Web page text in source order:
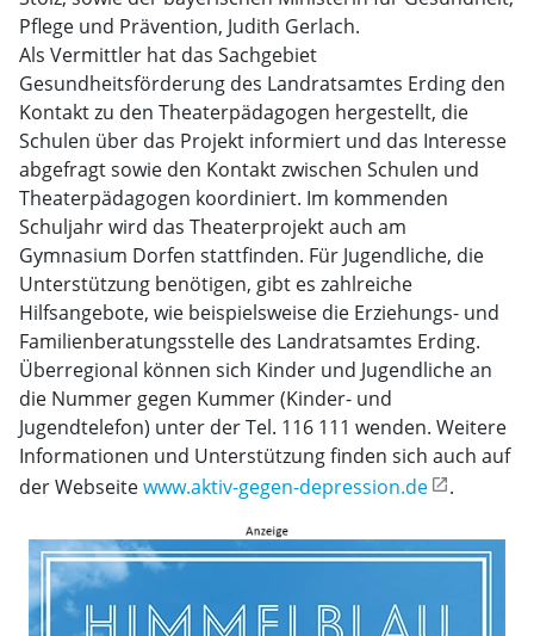
Pflege und Prävention, Judith Gerlach.
Als Vermittler hat das Sachgebiet
Gesundheitsförderung des Landratsamtes Erding den
Kontakt zu den Theaterpädagogen hergestellt, die
Schulen über das Projekt informiert und das Interesse
abgefragt sowie den Kontakt zwischen Schulen und
Theaterpädagogen koordiniert. Im kommenden
Schuljahr wird das Theaterprojekt auch am
Gymnasium Dorfen stattfinden. Für Jugendliche, die
Unterstützung benötigen, gibt es zahlreiche
Hilfsangebote, wie beispielsweise die Erziehungs- und
Familienberatungsstelle des Landratsamtes Erding.
Überregional können sich Kinder und Jugendliche an
die Nummer gegen Kummer (Kinder- und
Jugendtelefon) unter der Tel. 116 111 wenden. Weitere
Informationen und Unterstützung finden sich auch auf
der Webseitewww.aktiv-gegen-depression.de .